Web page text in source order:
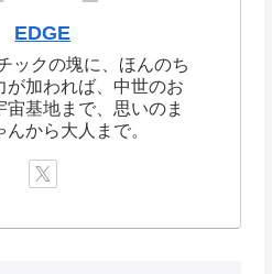
EDGE
ックの塊に、ほんのち
が加われば、中世のお
宙基地まで、思いのま
から大人まで。